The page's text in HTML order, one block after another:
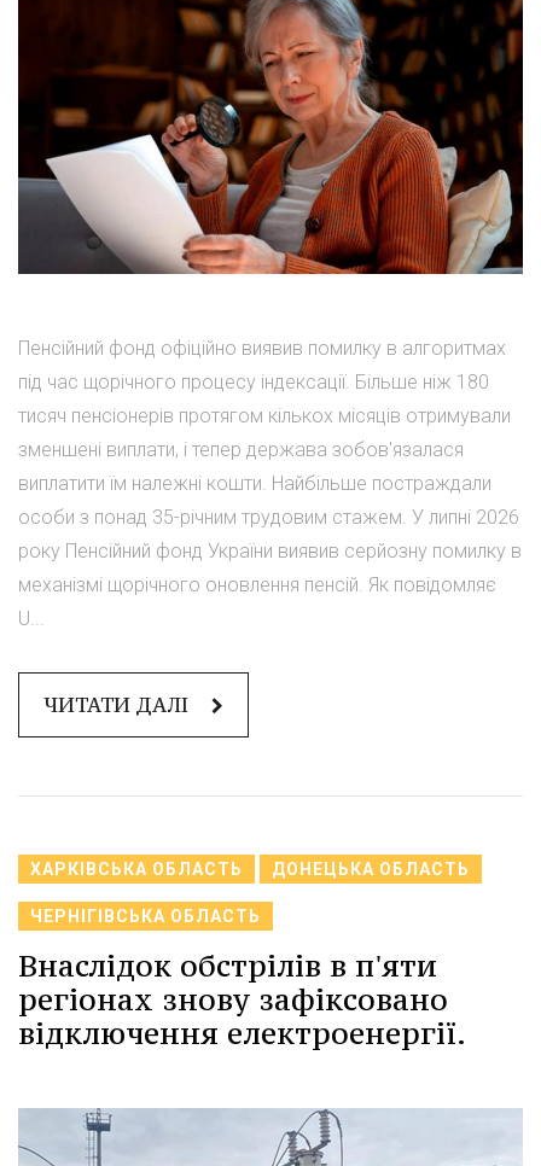
Пенсійний фонд офіційно виявив помилку в алгоритмах
під час щорічного процесу індексації. Більше ніж 180
тисяч пенсіонерів протягом кількох місяців отримували
зменшені виплати, і тепер держава зобов'язалася
виплатити їм належні кошти. Найбільше постраждали
особи з понад 35-річним трудовим стажем. У липні 2026
року Пенсійний фонд України виявив серйозну помилку в
механізмі щорічного оновлення пенсій. Як повідомляє
U...
ЧИТАТИ ДАЛІ
ХАРКІВСЬКА ОБЛАСТЬ ДОНЕЦЬКА ОБЛАСТЬ
ЧЕРНІГІВСЬКА ОБЛАСТЬ
Внаслідок обстрілів в п'яти
регіонах знову зафіксовано
відключення електроенергії.